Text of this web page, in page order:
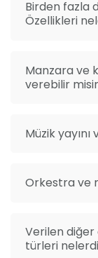
Birden fazla
Özellikleri
Manzara ve
verebilir
Müzik
Orkestra ve
Verilen
türleri